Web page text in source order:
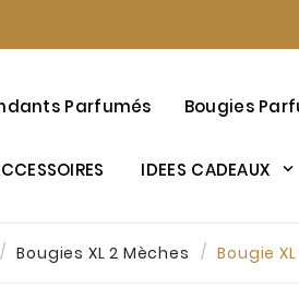
Parfumés Bougies
IDEES CADEAUX
Bougies XL 2 Mèches Bougie